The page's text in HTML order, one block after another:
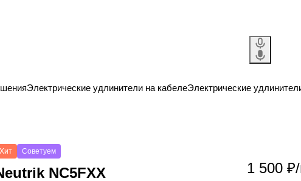
Электрические удлинители на кабелеЭлектрические
Хит Советуем
NC5FXX 1 500 ₽/